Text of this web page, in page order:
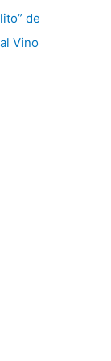
de
Vino